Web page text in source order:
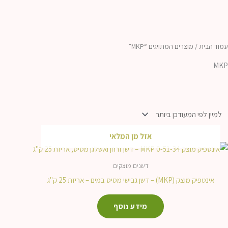
עמוד הבית/ מוצרים המתויגים “MKP”
MKP
אזל מן המלאי
דשנים מוצקים
אינטפיק מוצק (MKP) – דשן גבישי מסיס במים – אריזת 25 ק"ג
מידע נוסף